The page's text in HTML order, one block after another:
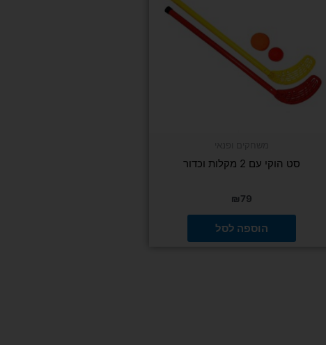
סט הוקי עם 2 מקלות וכדור
₪79
הוספה לסל